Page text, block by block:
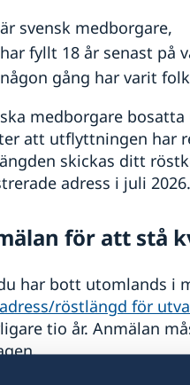
är svensk medborgare,
har fyllt 18 år senast på
någon gång har varit
medborgare
att utflyttningen har
skickas ditt
adress i juli 2026.
för att stå
har bott utomlands i
röstlängd för
tio år. Anmälan